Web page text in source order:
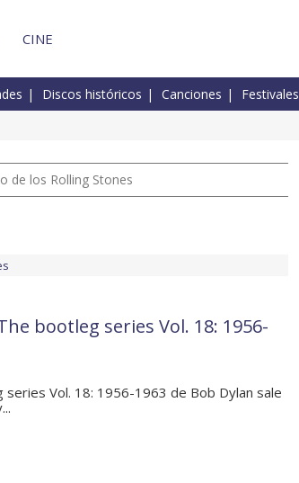
CINE
Discos históricos Canciones Festivales
de los Rolling Stones
bootleg series Vol. 18: 1956-
Vol. 18: 1956-1963 de Bob Dylan sale